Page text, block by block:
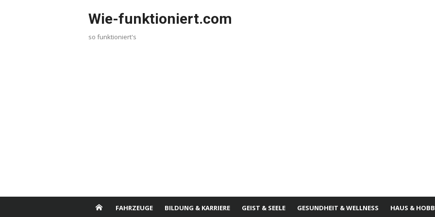
Wie-funktioniert.com
so funktioniert's
FAHRZEUGE BILDUNG & KARRIERE GEIST & SEELE GESUNDHEIT & WELLNESS HAUS &